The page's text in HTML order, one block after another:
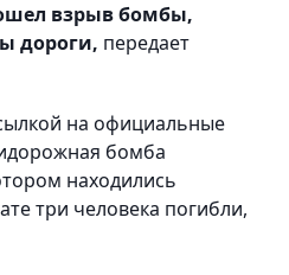
взрыв бомбы,
дороги, передает
на официальные
бомба
находились
три человека погибли,